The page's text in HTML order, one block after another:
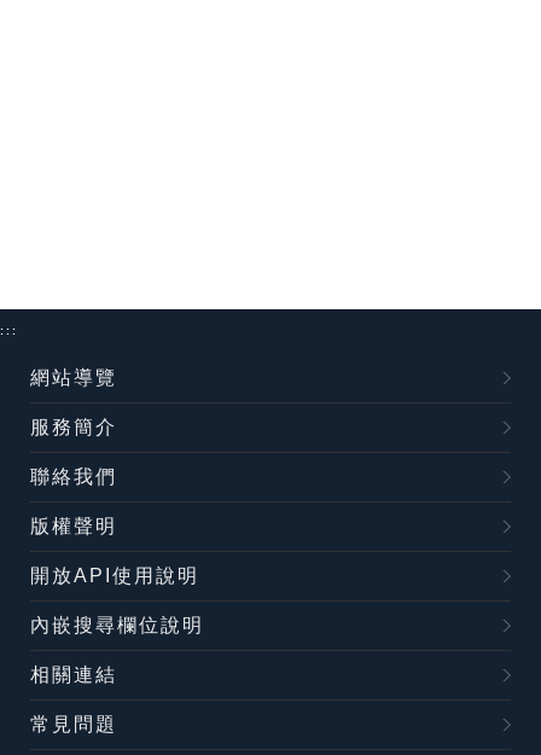
:::
網站導覽
服務簡介
聯絡我們
版權聲明
開放API使用說明
內嵌搜尋欄位說明
相關連結
常見問題